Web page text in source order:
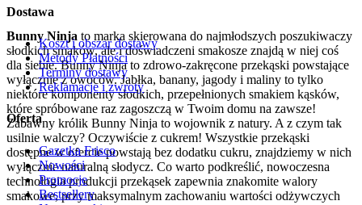
Bunny Ninja to marka skierowana do najmłodszych poszukiwaczy
słodkich smaków, ale i doświadczeni smakosze znajdą w niej coś
dla siebie. Bunny Ninja to zdrowo-zakręcone przekąski powstające
wyłącznie z owoców. Jabłka, banany, jagody i maliny to tylko
niektóre komponenty słodkich, przepełnionych smakiem kąsków,
które spróbowane raz zagoszczą w Twoim domu na zawsze!
Zabawny królik Bunny Ninja to wojownik z natury. A z czym tak
usilnie walczy? Oczywiście z cukrem! Wszystkie przekąski
dostępne w ofercie powstają bez dodatku cukru, znajdziemy w nich
wyłącznie naturalną słodycz. Co warto podkreślić, nowoczesna
technologia produkcji przekąsek zapewnia znakomite walory
smakowe, przy maksymalnym zachowaniu wartości odżywczych
Dostawa
Koszt i obszar dostawy
Metody Płatności
Terminy dostawy
Reklamacje i zwroty
Oferta
Gazetka Frisco
Nowości
Promocje
Bestsellery